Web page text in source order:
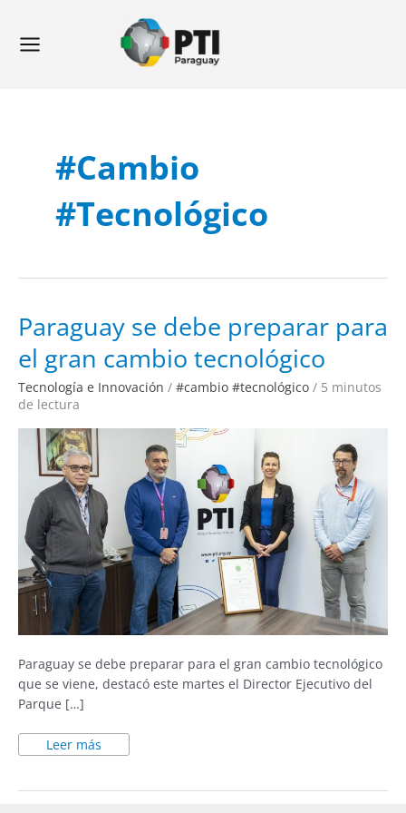
contenido
Menu
#cambio
#tecnológico
Paraguay se debe preparar para
el gran cambio tecnológico
Tecnología e Innovación / #cambio #tecnológico / 5 minutos
de lectura
Paraguay se debe preparar para el gran cambio tecnológico
que se viene, destacó este martes el Director Ejecutivo del
Parque […]
se
debe
para
el
gran
cambio
tecnológico
Leer más